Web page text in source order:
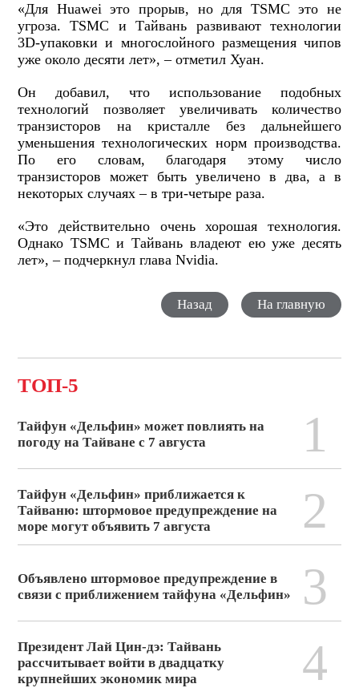
«Для Huawei это прорыв, но для TSMC это не
угроза. TSMC и Тайвань развивают технологии
3D-упаковки и многослойного размещения чипов
уже около десяти лет», – отметил Хуан.
Он добавил, что использование подобных
технологий позволяет увеличивать количество
транзисторов на кристалле без дальнейшего
уменьшения технологических норм производства.
По его словам, благодаря этому число
транзисторов может быть увеличено в два, а в
некоторых случаях – в три-четыре раза.
«Это действительно очень хорошая технология.
Однако TSMC и Тайвань владеют ею уже десять
лет», – подчеркнул глава Nvidia.
Назад На главную
ТОП-5
Тайфун «Дельфин» может повлиять на
погоду на Тайване с 7 августа
1
Тайфун «Дельфин» приближается к
Тайваню: штормовое предупреждение на
море могут объявить 7 августа
2
Объявлено штормовое предупреждение в
связи с приближением тайфуна «Дельфин»
3
Президент Лай Цин-дэ: Тайвань
рассчитывает войти в двадцатку
крупнейших экономик мира
4